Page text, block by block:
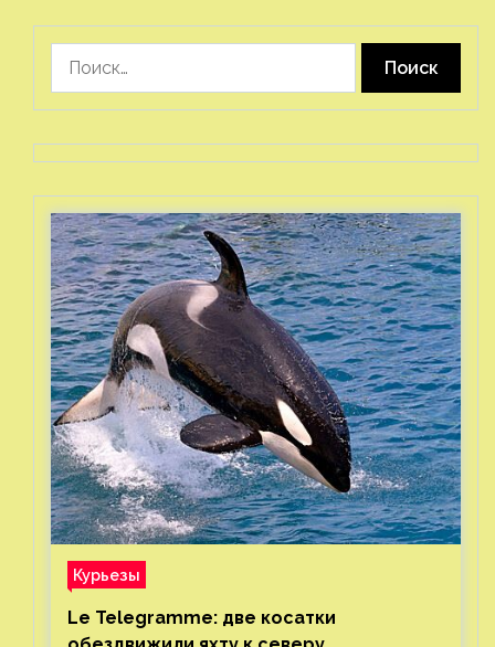
Курьезы
Le Telegramme: две косатки